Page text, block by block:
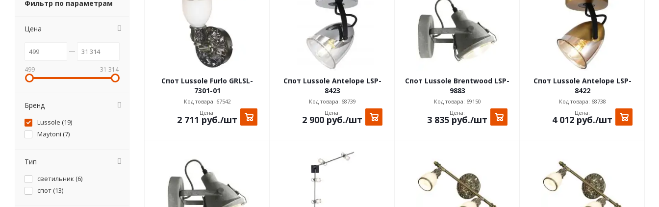
Спот Lussole Furlo GRLSL-
7301-01
Код товара: 67542
Цена:
2 711 руб./шт
Спот Lussole Antelope LSP-
8423
Код товара: 68739
Цена:
2 900 руб./шт
Спот Lussole Brentwood LSP-
9883
Код товара: 69150
Цена:
3 835 руб./шт
Спот Lussole Antelope LSP-
8422
Код товара: 68738
Цена:
4 012 руб./шт
Фильтр по параметрам
Цена
499 31 314
Бренд
Lussole (19)
Maytoni (7)
Тип
cветильник (6)
спот (13)